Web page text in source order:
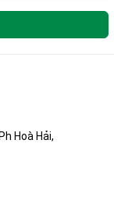
Hoà Hải,